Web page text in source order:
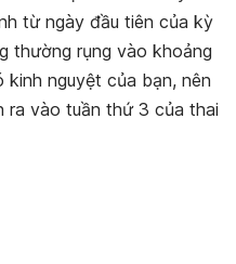
từ ngày đầu tiên của kỳ
thường rụng vào khoảng
kinh nguyệt của bạn, nên
ra vào tuần thứ 3 của thai